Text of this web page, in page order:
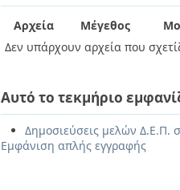
Αρχεία Μέγεθος
Δεν υπάρχουν αρχεία που
Αυτό το τεκμήριο
Δημοσιεύσεις μελών Δ.Ε.Π.
Εμφάνιση απλής εγγραφής